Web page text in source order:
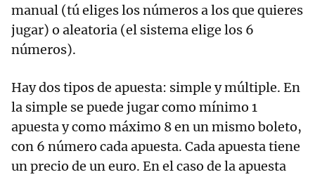
manual (tú eliges los números a los que quieres
jugar) o aleatoria (el sistema elige los 6
números).
Hay dos tipos de apuesta: simple y múltiple. En
la simple se puede jugar como mínimo 1
apuesta y como máximo 8 en un mismo boleto,
con 6 número cada apuesta. Cada apuesta tiene
un precio de un euro. En el caso de la apuesta